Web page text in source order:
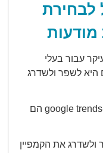
לבחירת
מודעות
עבור בעלי
לשפר ולשדרג
כלים כמו google keyword planner ו-google trends הם
ולשדרג את הקמפיין